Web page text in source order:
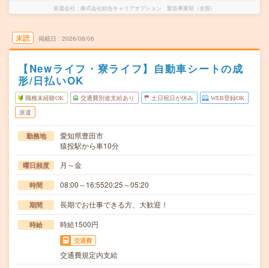
派遣会社 株式会社綜合キャリアオプション 製造事業部（全国）
未読 掲載日 2026/08/06
【Newライフ・寮ライフ】自動車シートの成
形/日払いOK
職種未経験OK 交通費別途支給あり 土日祝日が休み WEB登録OK
派遣
勤務地
愛知県豊田市
猿投駅から車10分
曜日頻度 月～金
時間 08:00～16:5520:25～05:20
期間 長期でお仕事できる方、大歓迎！
時給 時給1500円
交通費
交通費規定内支給